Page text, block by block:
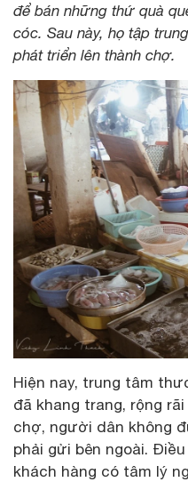
để bán những thứ quà
cóc. Sau này, họ tập
phát triển lên thành chợ.
Hiện nay, trung tâm
đã khang trang, rộng
chợ, người dân không
phải gửi bên ngoài.
khách hàng có tâm lý